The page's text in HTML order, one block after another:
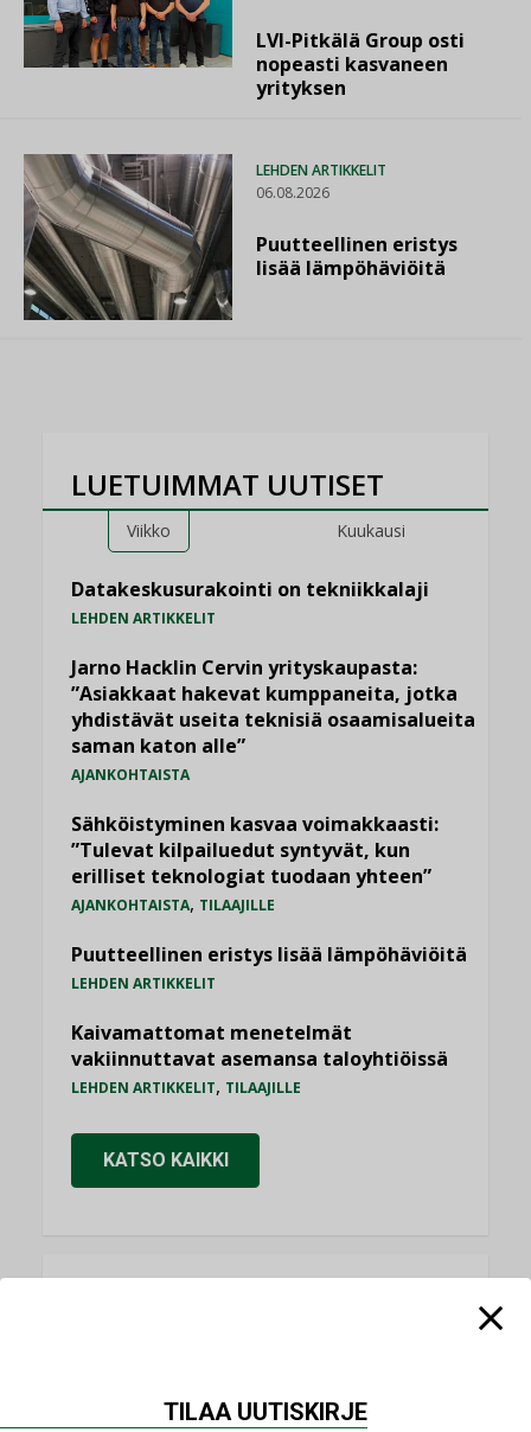
LVI-Pitkälä Group osti
nopeasti kasvaneen
yrityksen
LEHDEN ARTIKKELIT
06.08.2026
Puutteellinen eristys
lisää lämpöhäviöitä
LUETUIMMAT UUTISET
Viikko Kuukausi
Datakeskusurakointi on tekniikkalaji
LEHDEN ARTIKKELIT
Jarno Hacklin Cervin yrityskaupasta:
”Asiakkaat hakevat kumppaneita, jotka
yhdistävät useita teknisiä osaamisalueita
saman katon alle”
AJANKOHTAISTA
Sähköistyminen kasvaa voimakkaasti:
”Tulevat kilpailuedut syntyvät, kun
erilliset teknologiat tuodaan yhteen”
AJANKOHTAISTA, TILAAJILLE
Puutteellinen eristys lisää lämpöhäviöitä
LEHDEN ARTIKKELIT
Kaivamattomat menetelmät
vakiinnuttavat asemansa taloyhtiöissä
LEHDEN ARTIKKELIT, TILAAJILLE
KATSO KAIKKI
KOLUMNI TILAA UUTISKIRJE